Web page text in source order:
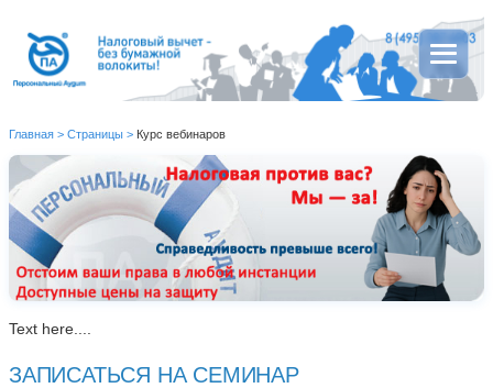
Главная > Страницы > Курс вебинаров
Text here....
ЗАПИСАТЬСЯ НА СЕМИНАР